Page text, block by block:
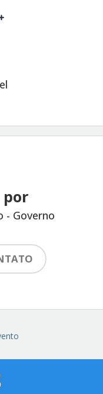
por
- Governo